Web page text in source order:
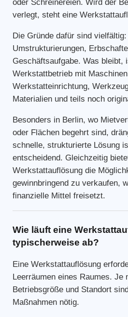
oder Schreinereien. Wird der
verlegt, steht eine
Die Gründe dafür sind
Umstrukturierungen,
Geschäftsaufgabe. Was bleibt,
Werkstattbetrieb mit
Werkstatteinrichtung,
Materialien und teils noch
Besonders in Berlin, wo
oder Flächen begehrt sind,
schnelle, strukturierte Lösung
entscheidend. Gleichzeitig
Werkstattauflösung die
gewinnbringend zu verkaufen,
finanzielle Mittel freisetzt.
Wie läuft eine
typischerweise ab?
Eine Werkstattauflösung
Leerräumen eines Raumes. Je
Betriebsgröße und Standort
Maßnahmen nötig.